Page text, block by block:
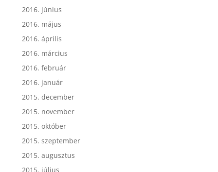
2016. június
2016. május
2016. április
2016. március
2016. február
2016. január
2015. december
2015. november
2015. október
2015. szeptember
2015. augusztus
2015. július